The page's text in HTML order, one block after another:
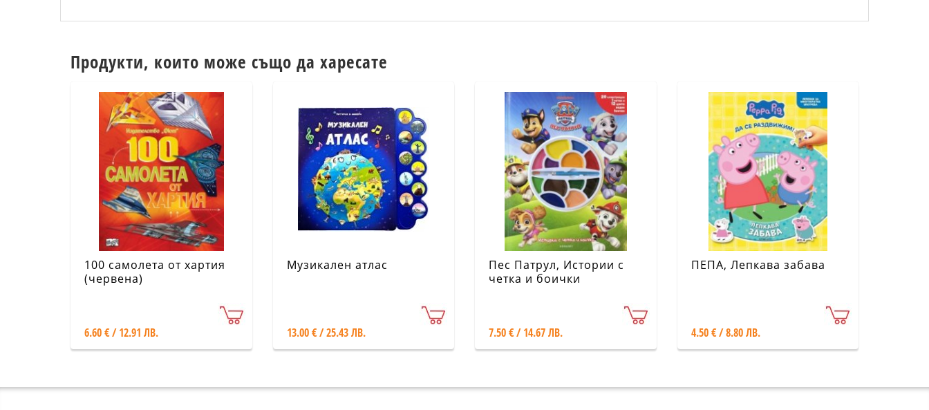
Продукти, които може също да харесате
100 самолета от хартия
(червена)
6.60 € / 12.91 ЛВ.
Музикален атлас
13.00 € / 25.43 ЛВ.
Пес Патрул, Истории с
четка и боички
7.50 € / 14.67 ЛВ.
ПЕПА, Лепкава забава
4.50 € / 8.80 ЛВ.